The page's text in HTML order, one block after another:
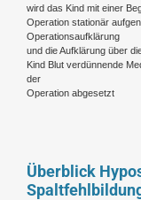
wird das Kind mit einer
Operation stationär
Operationsaufklärung
und die Aufklärung über
Kind Blut verdünnende
der
Operation abgesetzt
Überblick